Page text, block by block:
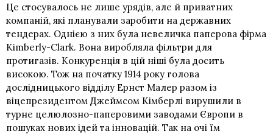
Це стосувалось не лише урядів, але й приватних
компаній, які планували заробити на державних
тендерах. Однією з них була невеличка паперова фірма
Kimberly-Clark. Вона виробляла фільтри для
протигазів. Конкуренція в цій ніші була досить
високою. Тож на початку 1914 року голова
дослідницького відділу Ернст Малер разом із
віцепрезидентом Джеймсом Кімберлі вирушили в
турне целюлозно-паперовими заводами Європи в
пошуках нових ідей та інновацій. Так на очі їм